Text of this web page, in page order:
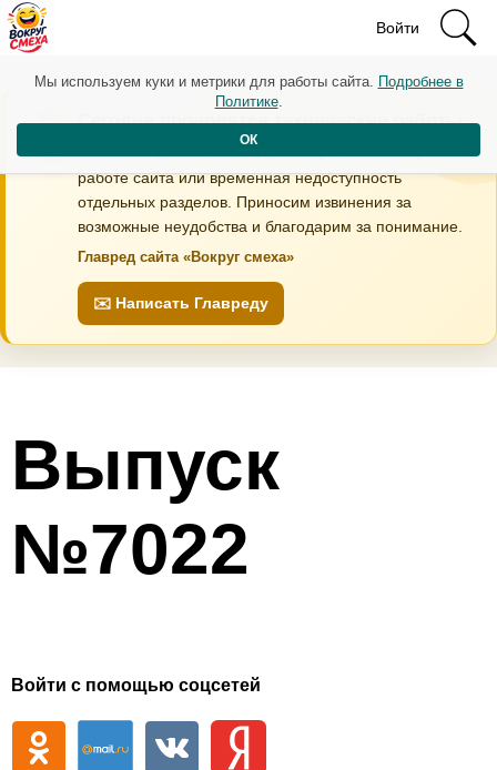
Войти
Сегодня проводятся технические работы
В течение дня возможны кратковременные перебои в
работе сайта или временная недоступность
отдельных разделов. Приносим извинения за
возможные неудобства и благодарим за понимание.
Главред сайта «Вокруг смеха»
✉️ Написать Главреду
Выпуск
№7022
Войти с помощью соцсетей
Мы используем куки и метрики для работы сайта. Подробнее в
Политике.
ОК